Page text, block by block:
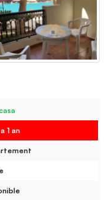
1 an